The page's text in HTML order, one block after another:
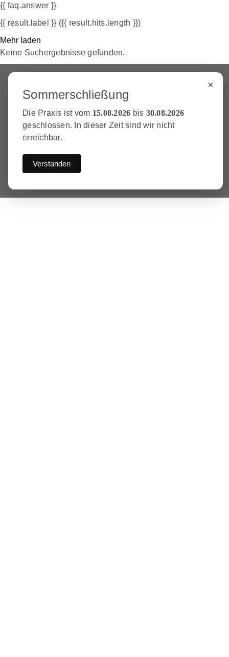
{{ faq.answer }}
{{ result.label }} ({{ result.hits.length }})
Mehr laden
Keine Suchergebnisse gefunden.
×
Sommerschließung
Die Praxis ist vom 15.08.2026 bis 30.08.2026
geschlossen. In dieser Zeit sind wir nicht
erreichbar.
Verstanden